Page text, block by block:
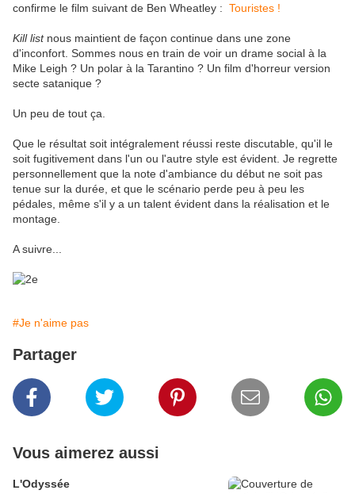
confirme le film suivant de Ben Wheatley : Touristes !
Kill listnous maintient de façon continue dans une zone
d'inconfort. Sommes nous en train de voir un drame social à la
Mike Leigh ? Un polar à la Tarantino ? Un film d'horreur version
secte satanique ?
Un peu de tout ça.
Que le résultat soit intégralement réussi reste discutable, qu'il le
soit fugitivement dans l'un ou l'autre style est évident. Je regrette
personnellement que la note d'ambiance du début ne soit pas
tenue sur la durée, et que le scénario perde peu à peu les
pédales, même s'il y a un talent évident dans la réalisation et le
montage.
A suivre...
#Je n'aime pas
Partager
Vous aimerez aussi
L'Odyssée